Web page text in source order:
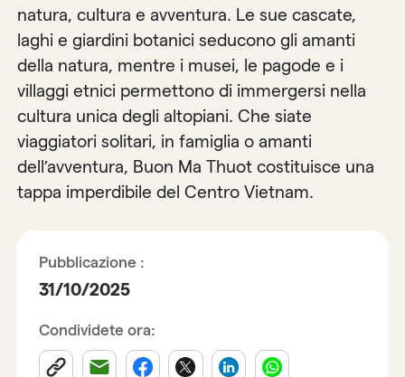
natura, cultura e avventura. Le sue cascate,
laghi e giardini botanici seducono gli amanti
della natura, mentre i musei, le pagode e i
villaggi etnici permettono di immergersi nella
cultura unica degli altopiani. Che siate
viaggiatori solitari, in famiglia o amanti
dell’avventura, Buon Ma Thuot costituisce una
tappa imperdibile del Centro Vietnam.
Pubblicazione :
31/10/2025
Condividete ora: